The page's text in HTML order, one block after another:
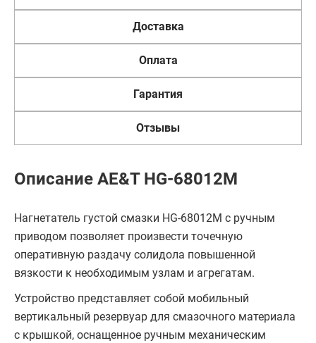
Доставка
Оплата
Гарантия
Отзывы
Описание AE&T HG-68012M
Нагнетатель густой смазки HG-68012M с ручным
приводом позволяет произвести точечную
оперативную раздачу солидола повышенной
вязкости к необходимым узлам и агрегатам.
Устройство представляет собой мобильный
вертикальный резервуар для смазочного материала
с крышкой, оснащенное ручным механическим